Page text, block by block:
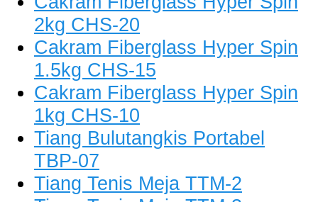
2kg CHS-20
Cakram Fiberglass Hyper Spin
1.5kg CHS-15
Cakram Fiberglass Hyper Spin
1kg CHS-10
Tiang Bulutangkis Portabel
TBP-07
Tiang Tenis Meja TTM-2